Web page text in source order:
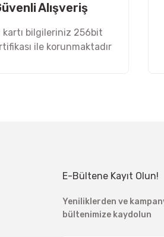
Alışveriş
kartı bilgileriniz 256bit
ile korunmaktadır
E-Bültene Kayıt Olun!
Yeniliklerden ve
bültenimize kaydolun